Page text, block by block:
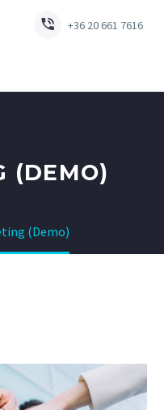

 +36 20 661 7616
(DEMO)
(Demo)